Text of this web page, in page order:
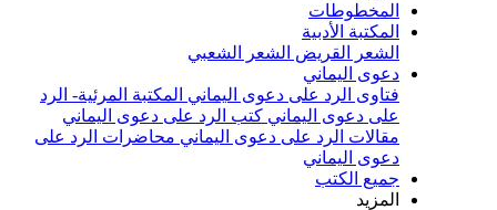
المخطوطات
المكتبة الأدبية
الشعر القريض الشعر الشعبي
دعوى اليماني
فتاوى الرد على دعوى اليماني المكتبة المرئية- الرد
على دعوى اليماني كتب الرد على دعوى اليماني
مقالات الرد على دعوى اليماني محاضرات الرد على
دعوى اليماني
جميع الكتب
المزيد